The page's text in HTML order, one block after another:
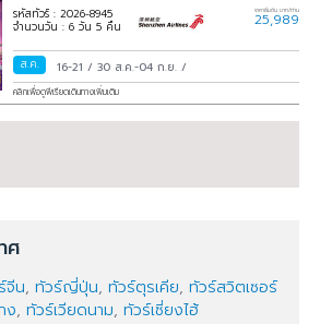
รหัสทัวร์ : 2026-8945
จำนวนวัน : 6 วัน 5 คืน
ราคาเริ่มต้น บาท/ท่าน
25,989
ส.ค. 16-21/30 ส.ค.-04 ก.ย./
คลิกเพื่อดูพีเรียดเดินทางเพิ่มเติม
ศ
จีน, ทัวร์ญี่ปุ่น, ทัวร์ตุรเคีย, ทัวร์สวิตเซอร์
ง, ทัวร์เวียดนาม, ทัวร์เซี่ยงไฮ้